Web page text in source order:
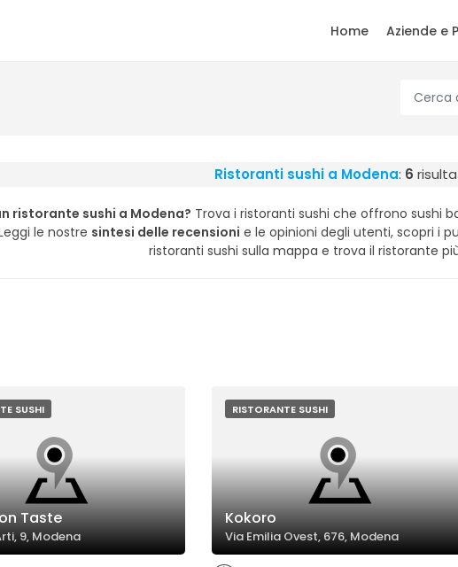
Home Aziende e
Ristoranti sushi a Modena: 6
ristorante sushi a Modena? Trova i ristoranti sushi che offrono sushi
le nostre sintesi delle recensioni e le opinioni degli utenti, scopri i
ristoranti sushi sulla mappa e trova il ristorante
SUSHI
Taste
9, Modena
RISTORANTE SUSHI
Kokoro
Via Emilia Ovest, 676, Modena